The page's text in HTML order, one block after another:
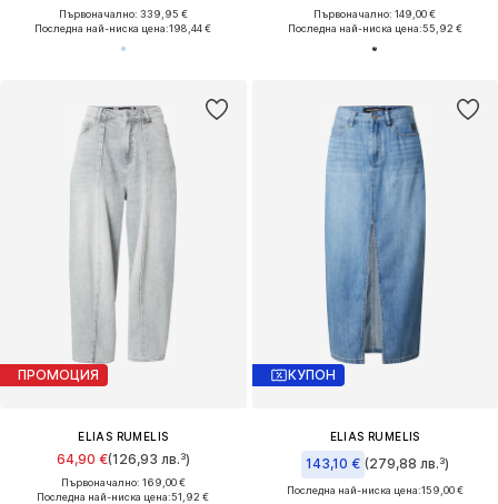
Първоначално: 339,95 €
Последна най-ниска цена:198,44 €
Първоначално: 149,00 €
Последна най-ниска цена:55,92 €
ПРОМОЦИЯ
ELIAS RUMELIS
64,90 €(126,93 лв.³)
Първоначално: 169,00 €
Последна най-ниска цена:51,92 €
КУПОН
ELIAS RUMELIS
143,10 € (279,88 лв.³)
Последна най-ниска цена:159,00 €